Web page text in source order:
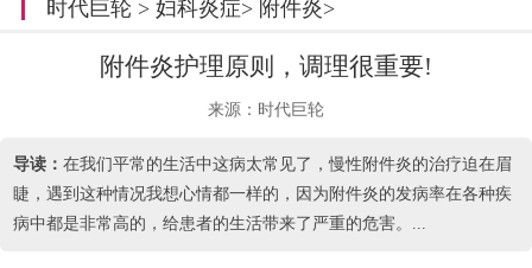
时代巨轮 > 妇科炎症> 附件炎>
附件炎护理原则，调理很重要!
来源：时代巨轮
导读： 在我们平常的生活中这病太常见了，慢性附件炎的治疗迫在眉
睫，遇到这种情况我想心情都一样的，因为附件炎的发病率在各种疾
病中都是非常高的，给患者的生活带来了严重的危害。...